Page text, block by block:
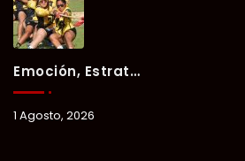
Emoción, Estrategia Y Trabajo En Equipo Marcan El Segundo Día Del Verano Xul-Há 2026.
1 Agosto, 2026